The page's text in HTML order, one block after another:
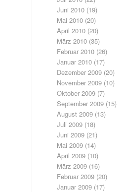
Juni 2010 (19)
Mai 2010 (20)
April 2010 (20)
März 2010 (35)
Februar 2010 (26)
Januar 2010 (17)
Dezember 2009 (20)
November 2009 (10)
Oktober 2009 (7)
September 2009 (15)
August 2009 (13)
Juli 2009 (18)
Juni 2009 (21)
Mai 2009 (14)
April 2009 (10)
März 2009 (16)
Februar 2009 (20)
Januar 2009 (17)